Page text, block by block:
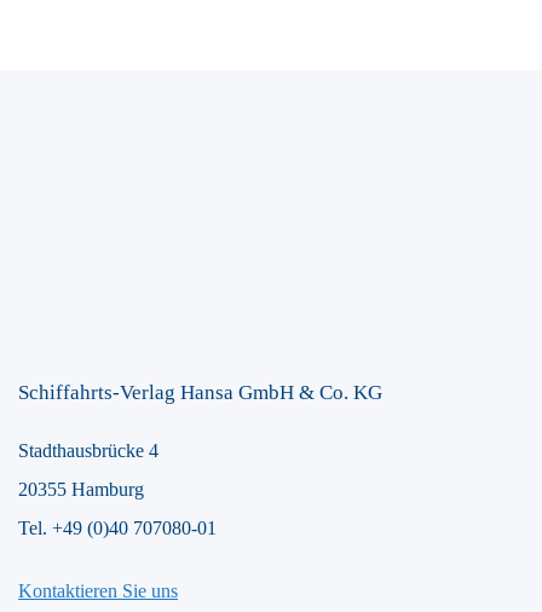
Schiffahrts-Verlag Hansa GmbH & Co. KG
Stadthausbrücke 4
20355 Hamburg
Tel. +49 (0)40 707080-01
Kontaktieren Sie uns